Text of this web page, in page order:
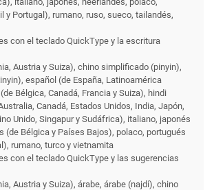
y Portugal), rumano, ruso, sueco, tailandés,
con el teclado QuickType y la escritura
Austria y Suiza), chino simplificado (pinyin),
español (de España, Latinoamérica
Bélgica, Canadá, Francia y Suiza), hindi
Canadá, Estados Unidos, India, Japón,
Unido, Singapur y Sudáfrica), italiano, japonés
(de Bélgica y Países Bajos), polaco, portugués
rumano, turco y vietnamita
con el teclado QuickType y las sugerencias
Austria y Suiza), árabe, árabe (najdí), chino